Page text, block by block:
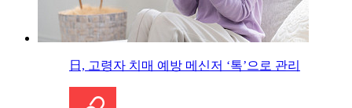
日, 고령자 치매 예방 메신저 ‘톡’으로 관리